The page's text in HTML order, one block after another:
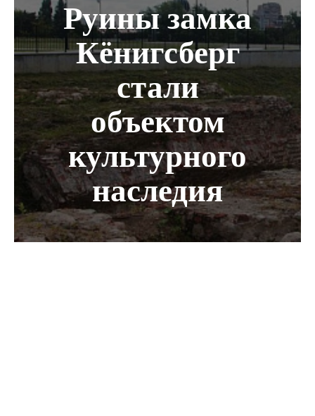
Руины замка
Кёнигсберг
стали
объектом
культурного
наследия